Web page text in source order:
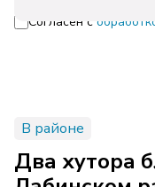
Согласен с
В районе
Два хутора